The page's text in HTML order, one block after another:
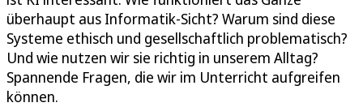
überhaupt aus Informatik-Sicht? Warum sind diese
Systeme ethisch und gesellschaftlich problematisch?
Und wie nutzen wir sie richtig in unserem Alltag?
Spannende Fragen, die wir im Unterricht aufgreifen
können.